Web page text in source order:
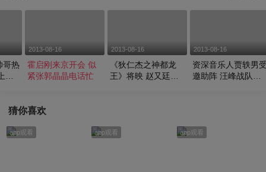
哥热
2013-08-16
霍启刚来京开会 似
紧张郭晶晶电话忙
2013-08-16
《狄仁杰之神都龙
王》将映 赵又廷不
2013-08-16
资深音乐人贾轶男
邀助阵 汪峰战队导
猜你喜欢
app观看 app观看 app观看